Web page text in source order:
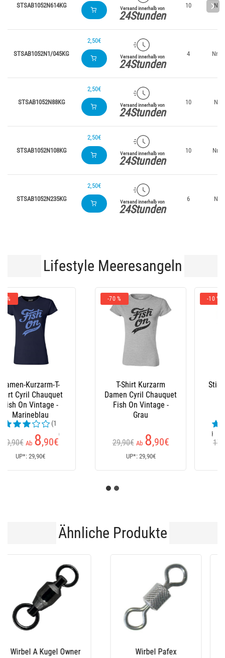
STSAB1052N614KG Versand innerhalb von
24Stunden
10 Nr. 6
STSAB1052N1/045KG
2,50€
Versand innerhalb von
24Stunden
4
STSAB1052N88KG
2,50€
Versand innerhalb von
24Stunden
10 Nr. 8
STSAB1052N108KG
2,50€
Versand innerhalb von
24Stunden
10 Nr.
STSAB1052N235KG
2,50€
Versand innerhalb von
24Stunden
6 Nr. 2
Lifestyle Meeresangeln
-10 %
Stiefel Le Chameau
Kundenrezensionen)
170€ Ab 152
UP*: 170€
Latzhose Xm Ocean
235
UP*: 235€
Ähnliche Produkte
Meerwirbel Decoy
Wirbel Mit Clip Pafex